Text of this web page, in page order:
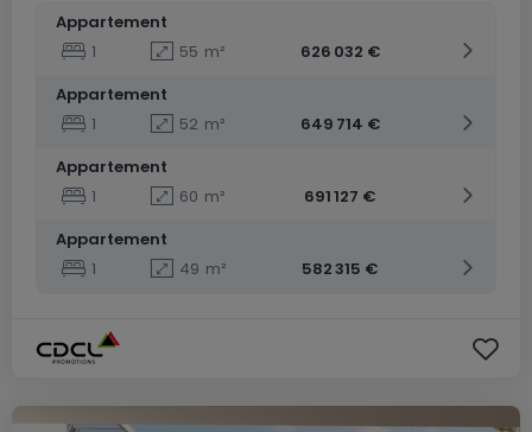
Appartement
1
55 m²
626 032 €
Appartement
1
52 m²
649 714 €
Appartement
1
60 m²
691 127 €
Appartement
1
49 m² 582 315 €